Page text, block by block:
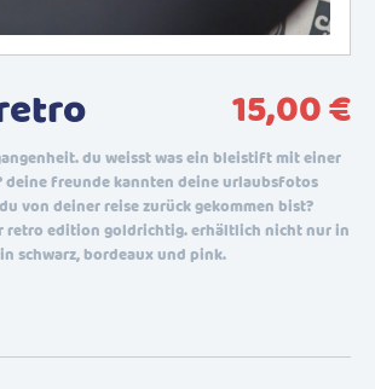
15,00€
du weisst was ein bleistift mit einer
deine freunde kannten deine urlaubsfotos
von deiner reise zurück gekommen bist?
retro edition goldrichtig. erhältlich nicht nur in
schwarz, bordeaux und pink.